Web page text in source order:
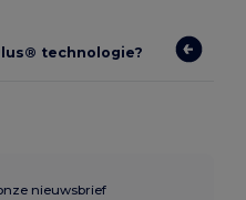
technologie?
nieuwsbrief